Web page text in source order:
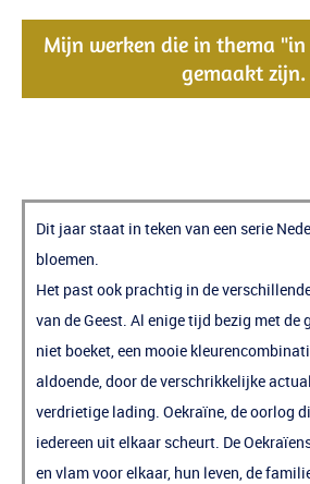
Mijn werken die in thema
gemaakt zijn.
Dit jaar staat in teken van een serie
bloemen.
Het past ook prachtig in de
van de Geest. Al enige tijd bezig met de
niet boeket, een mooie
aldoende, door de verschrikkelijke
verdrietige lading. Oekraïne, de oorlog
iedereen uit elkaar scheurt. De
en vlam voor elkaar, hun leven, de